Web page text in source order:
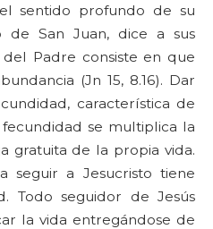
sentido profundo de su
de San Juan, dice a sus
Padre consiste en que
(Jn 15, 8.16). Dar
característica de
se multiplica la
gratuita de la propia vida.
seguir a Jesucristo tiene
Todo seguidor de Jesús
la vida entregándose de